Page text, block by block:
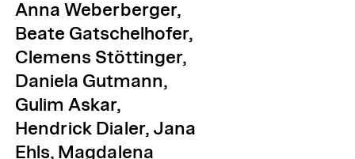
Anna Weberberger,
Beate Gatschelhofer,
Clemens Stöttinger,
Daniela Gutmann,
Gulim Askar,
Hendrick Dialer, Jana
Ehls, Magdalena